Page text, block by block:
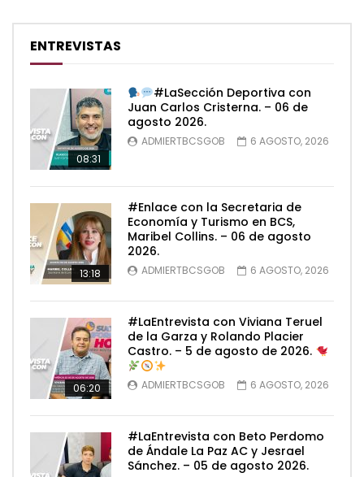
ENTREVISTAS
08:31
#LaSección Deportiva con
Juan Carlos Cristerna. – 06 de
agosto 2026.
ADMIERTBCSGOB 6 AGOSTO, 2026
13:18
#Enlace con la Secretaria de
Economía y Turismo en BCS,
Maribel Collins. – 06 de agosto
2026.
ADMIERTBCSGOB 6 AGOSTO, 2026
06:20
#LaEntrevista con Viviana Teruel
de la Garza y Rolando Placier
Castro. – 5 de agosto de 2026.
ADMIERTBCSGOB 6 AGOSTO, 2026
#LaEntrevista con Beto Perdomo
de Ándale La Paz AC y Jesrael
Sánchez. – 05 de agosto 2026.